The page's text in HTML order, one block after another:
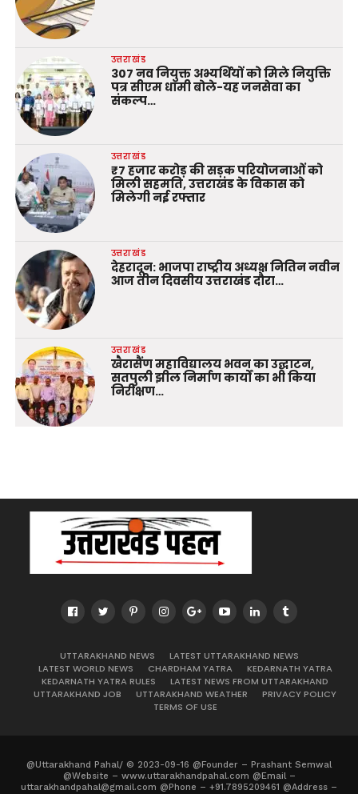
उत्तराखंड
307 नव नियुक्त अभ्यर्थियों को मिले नियुक्ति
पत्र सीएम धामी बोले-यह जनसेवा का
संकल्प…
उत्तराखंड
₹7 हजार करोड़ की सड़क परियोजनाओं को
मिली सहमति, उत्तराखंड के विकास को
मिलेगी नई रफ्तार
उत्तराखंड
देहरादून: भाजपा राष्ट्रीय अध्यक्ष नितिन नवीन
आज तीन दिवसीय उत्तराखंड दौरा…
उत्तराखंड
खैरासैंण महाविद्यालय भवन का उद्घाटन,
सतपुली झील निर्माण कार्यों का भी किया
निरीक्षण…
UTTARAKHAND NEWS
LATEST UTTARAKHAND NEWS
LATEST WORLD NEWS
CHARDHAM YATRA
KEDARNATH YATRA
KEDARNATH YATRA RULES
LATEST NEWS FROM UTTARAKHAND
UTTARAKHAND JOB
UTTARAKHAND WEATHER
PRIVACY POLICY
TERMS OF USE
@Uttarakhand Pahal/ © 2023-09-16 @Founder – Prashant Semwal
@Website – www.uttarakhandpahal.com @Email –
uttarakhandpahal@gmail.com @Phone – +91.7895209461 @Address –